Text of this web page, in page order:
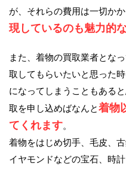
が、それらの費用は一切か
現しているのも魅力的
また、着物の買取業者とな
取してもらいたいと思った
になってしまうこともある
取を申し込めばなんと着物
てくれます。
着物をはじめ切手、毛皮、
イヤモンドなどの宝石、時